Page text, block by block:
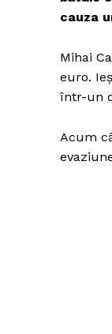
cauza
Mihai
euro.
într-un
Acum